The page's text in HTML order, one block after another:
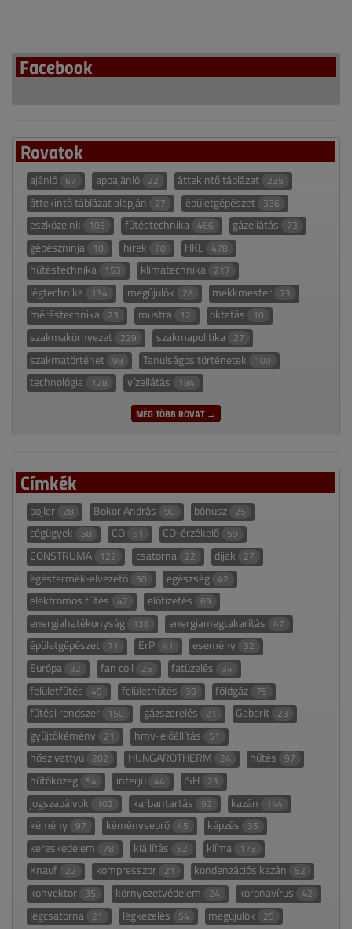
Facebook
Rovatok
ajánló 67 appajánló 22 áttekintő táblázat 235
áttekintő táblázat alapján 27 épületgépészet 336
eszközeink 105 fűtéstechnika 466 gázellátás 73
gépészninja 10 hírek 70 HKL 478
hűtéstechnika 153 klímatechnika 217
légtechnika 134 megújulók 28 mekkmester 73
méréstechnika 23 mustra 12 oktatás 10
szakmakörnyezet 229 szakmapolitika 27
szakmatörténet 98 Tanulságos történetek 100
technológia 128 vízellátás 184
MÉG TÖBB ROVAT →
Címkék
bojler 28 Bokor András 90 bónusz 25
cégügyek 58 CO 51 CO-érzékelő 59
CONSTRUMA 122 csatorna 22 díjak 27
égéstermék-elvezető 50 egészség 42
elektromos fűtés 42 előfizetés 69
energiahatékonyság 138 energiamegtakarítás 47
épületgépészet 71 ErP 41 esemény 32
Európa 32 fan coil 25 fatüzelés 34
felületfűtés 49 felülethűtés 39 földgáz 75
fűtési rendszer 150 gázszerelés 21 Geberit 23
gyűjtőkémény 21 hmv-előállítás 51
hőszivattyú 202 HUNGAROTHERM 24 hűtés 97
hűtőközeg 54 interjú 44 ISH 23
jogszabályok 102 karbantartás 92 kazán 144
kémény 97 kéményseprő 45 képzés 35
kereskedelem 78 kiállítás 82 klíma 173
Knauf 22 kompresszor 21 kondenzációs kazán 52
konvektor 35 környezetvédelem 24 koronavírus 42
légcsatorna 21 légkezelés 54 megújulók 25